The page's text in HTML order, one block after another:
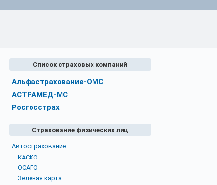
Список страховых компаний
Альфастрахование-ОМС
АСТРАМЕД-МС
Росгосстрах
Страхование физических лиц
Автострахование
КАСКО
ОСАГО
Зеленая карта